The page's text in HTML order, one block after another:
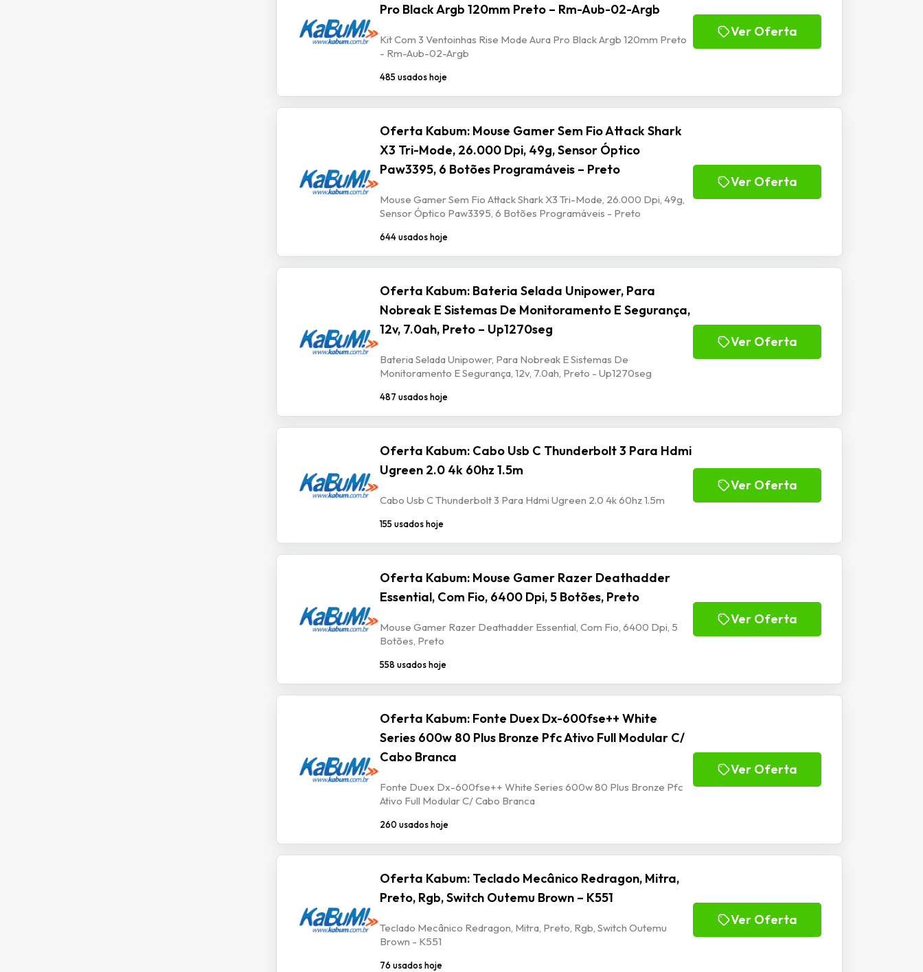
Pro Black Argb 120mm Preto – Rm-Aub-02-Argb
Kit Com 3 Ventoinhas Rise Mode Aura Pro Black Argb 120mm Preto
- Rm-Aub-02-Argb
485 usados hoje
Ver Oferta
Oferta Kabum: Mouse Gamer Sem Fio Attack Shark
X3 Tri-Mode, 26.000 Dpi, 49g, Sensor Óptico
Paw3395, 6 Botões Programáveis – Preto
Mouse Gamer Sem Fio Attack Shark X3 Tri-Mode, 26.000 Dpi, 49g,
Sensor Óptico Paw3395, 6 Botões Programáveis - Preto
644 usados hoje
Ver Oferta
Oferta Kabum: Bateria Selada Unipower, Para
Nobreak E Sistemas De Monitoramento E Segurança,
12v, 7.0ah, Preto – Up1270seg
Bateria Selada Unipower, Para Nobreak E Sistemas De
Monitoramento E Segurança, 12v, 7.0ah, Preto - Up1270seg
487 usados hoje
Ver Oferta
Oferta Kabum: Cabo Usb C Thunderbolt 3 Para Hdmi
Ugreen 2.0 4k 60hz 1.5m
Cabo Usb C Thunderbolt 3 Para Hdmi Ugreen 2.0 4k 60hz 1.5m
155 usados hoje
Ver Oferta
Oferta Kabum: Mouse Gamer Razer Deathadder
Essential, Com Fio, 6400 Dpi, 5 Botões, Preto
Mouse Gamer Razer Deathadder Essential, Com Fio, 6400 Dpi, 5
Botões, Preto
558 usados hoje
Ver Oferta
Oferta Kabum: Fonte Duex Dx-600fse++ White
Series 600w 80 Plus Bronze Pfc Ativo Full Modular C/
Cabo Branca
Fonte Duex Dx-600fse++ White Series 600w 80 Plus Bronze Pfc
Ativo Full Modular C/ Cabo Branca
260 usados hoje
Ver Oferta
Oferta Kabum: Teclado Mecânico Redragon, Mitra,
Preto, Rgb, Switch Outemu Brown – K551
Teclado Mecânico Redragon, Mitra, Preto, Rgb, Switch Outemu
Brown - K551
76 usados hoje
Ver Oferta